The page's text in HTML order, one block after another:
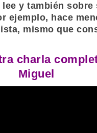
y también sobre
ejemplo, hace
mismo que
charla
Miguel